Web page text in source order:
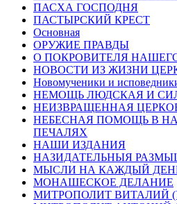
ПАСХА ГОСПОДНЯ
ПАСТЫРСКИЙ КРЕСТ
Основная
ОРУЖИЕ ПРАВДЫ
О ПОКРОВИТЕЛЯ
НОВОСТИ ИЗ ЖИЗНИ
Новомученики и
НЕМОЩЬ ЛЮДСКАЯ И
НЕИЗВРАЩЕННАЯ
НЕБЕСНАЯ ПОМОЩЬ В
ПЕЧАЛЯХ
НАШИ ИЗДАНИЯ
НАЗИДАТЕЛЬНЫЯ
МЫСЛИ НА КАЖДЫЙ
МОНАШЕСКОЕ ДЕЛАНИЕ
МИТРОПОЛИТ ВИТАЛИЙ